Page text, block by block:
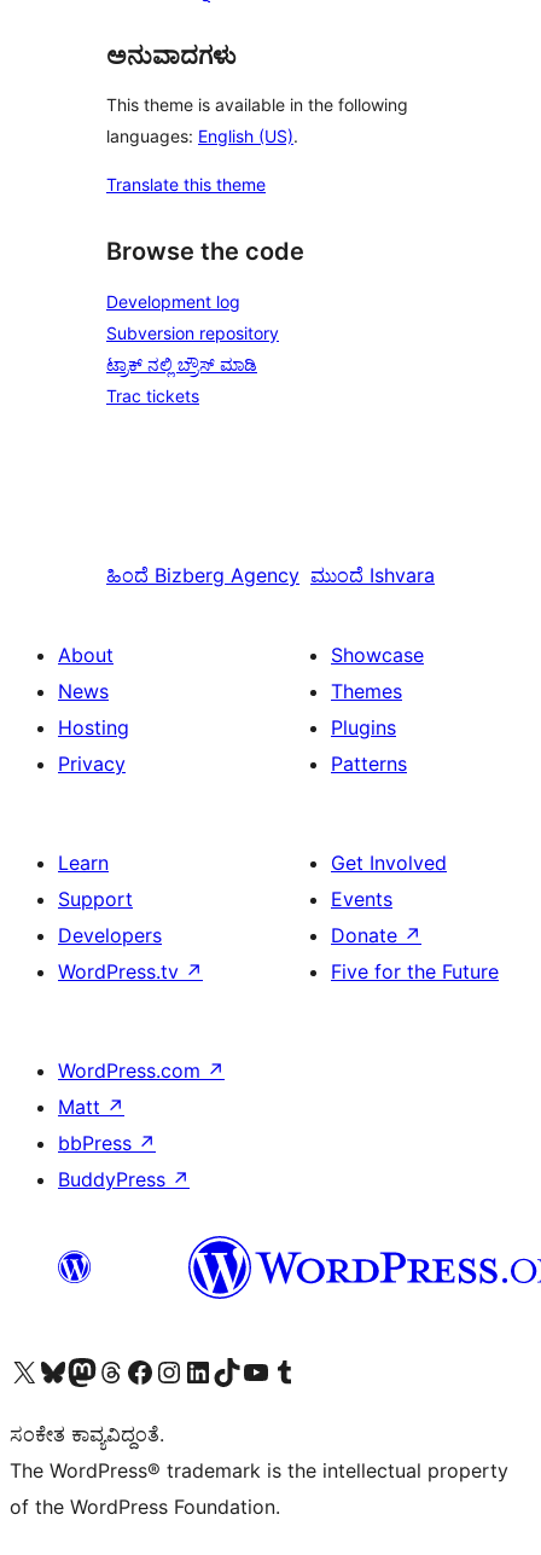
ಅನುವಾದಗಳು
This theme is available in the following
languages: English (US).
Translate this theme
Browse the code
Development log
Subversion repository
ಟ್ರಾಕ್ ನಲ್ಲಿ ಬ್ರೌಸ್ ಮಾಡಿ
Trac tickets
ಹಿಂದೆ Bizberg Agency ಮುಂದೆ Ishvara
About
News
Hosting
Privacy
Showcase
Themes
Plugins
Patterns
Learn
Support
Developers
WordPress.tv ↗
Get Involved
Events
Donate ↗
Five for the Future
WordPress.com ↗
Matt ↗
bbPress ↗
BuddyPress ↗
Visit our X (formerly Twitter) account
Visit our Bluesky account
Visit our Mastodon account
Visit our Threads account
Visit our Facebook page
Visit our Instagram account
Visit our LinkedIn account
Visit our TikTok account
Visit our YouTube channel
Visit our Tumblr account
ಸಂಕೇತ ಕಾವ್ಯವಿದ್ದಂತೆ.
The WordPress® trademark is the intellectual property
of the WordPress Foundation.